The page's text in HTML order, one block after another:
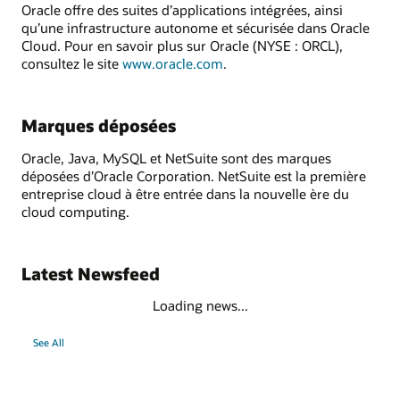
Oracle offre des suites d’applications intégrées, ainsi
qu’une infrastructure autonome et sécurisée dans Oracle
Cloud. Pour en savoir plus sur Oracle (NYSE : ORCL),
consultez le site www.oracle.com.
Marques déposées
Oracle, Java, MySQL et NetSuite sont des marques
déposées d’Oracle Corporation. NetSuite est la première
entreprise cloud à être entrée dans la nouvelle ère du
cloud computing.
Latest Newsfeed
Loading news...
See All